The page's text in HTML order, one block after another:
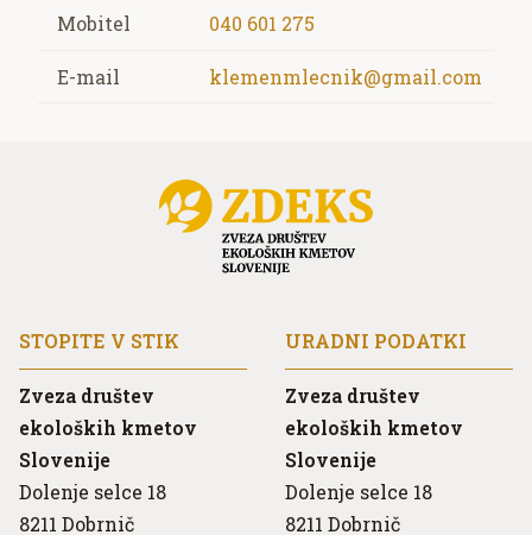
Mobitel 040 601 275
E-mail klemenmlecnik@gmail.com
STOPITE V STIK
Zveza društev
ekoloških kmetov
Slovenije
Dolenje selce 18
8211 Dobrnič
URADNI PODATKI
Zveza društev
ekoloških kmetov
Slovenije
Dolenje selce 18
8211 Dobrnič